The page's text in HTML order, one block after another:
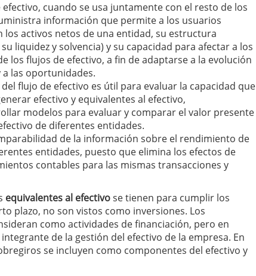
cuando se usa juntamente con el resto de los
información que permite a los usuarios
los activos netos de una entidad, su estructura
liquidez y solvencia) y su capacidad para afectar a los
los flujos de efectivo, a fin de adaptarse a la evolución
a las oportunidades.
flujo de efectivo es útil para evaluar la capacidad que
efectivo y equivalentes al efectivo,
modelos para evaluar y comparar el valor presente
de diferentes entidades.
de la información sobre el rendimiento de
entidades, puesto que elimina los efectos de
contables para las mismas transacciones y
equivalentes al efectivose tienen para cumplir los
plazo, no son vistos como inversiones. Los
como actividades de financiación, pero en
de la gestión del efectivo de la empresa. En
se incluyen como componentes del efectivo y